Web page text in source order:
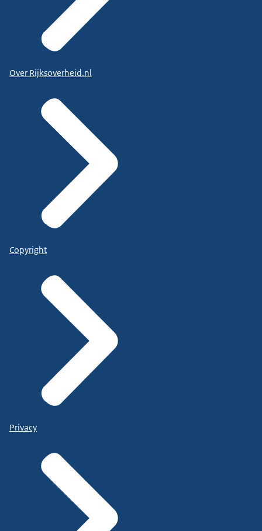
Over Rijksoverheid.nl
Copyright
Privacy